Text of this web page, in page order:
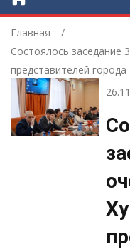
Главная
Состоялось заседание
представителей